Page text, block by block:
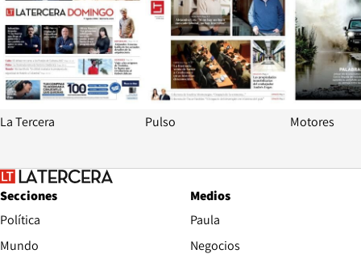
La Tercera Pulso Motores
Secciones
Política
Mundo
Medios
Paula
Negocios